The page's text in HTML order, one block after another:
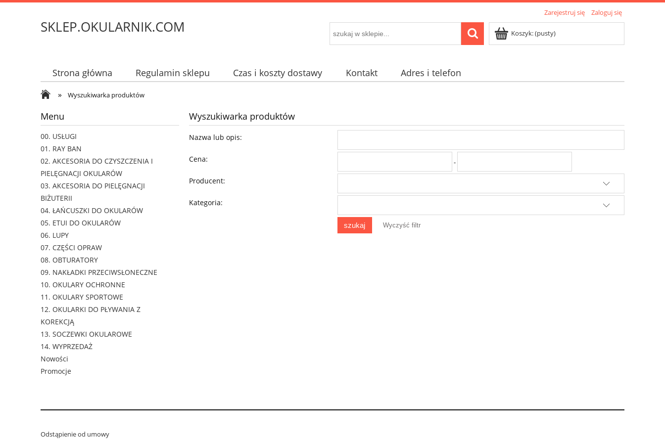
Zarejestruj się Zaloguj się
SKLEP.OKULARNIK.COM Koszyk:(pusty)
Strona główna Regulamin sklepu Czas i koszty dostawy Kontakt Adres i telefon
» Wyszukiwarka produktów
Menu
00. USŁUGI
01. RAY BAN
02. AKCESORIA DO CZYSZCZENIA I
PIELĘGNACJI OKULARÓW
03. AKCESORIA DO PIELĘGNACJI
BIŻUTERII
04. ŁAŃCUSZKI DO OKULARÓW
05. ETUI DO OKULARÓW
06. LUPY
07. CZĘŚCI OPRAW
08. OBTURATORY
09. NAKŁADKI PRZECIWSŁONECZNE
10. OKULARY OCHRONNE
11. OKULARY SPORTOWE
12. OKULARKI DO PŁYWANIA Z
KOREKCJĄ
13. SOCZEWKI OKULAROWE
14. WYPRZEDAŻ
Nowości
Promocje
Wyszukiwarka produktów
Nazwa lub opis:
Cena: -
Producent:
Kategoria:
szukaj Wyczyść filtr
Odstąpienie od umowy